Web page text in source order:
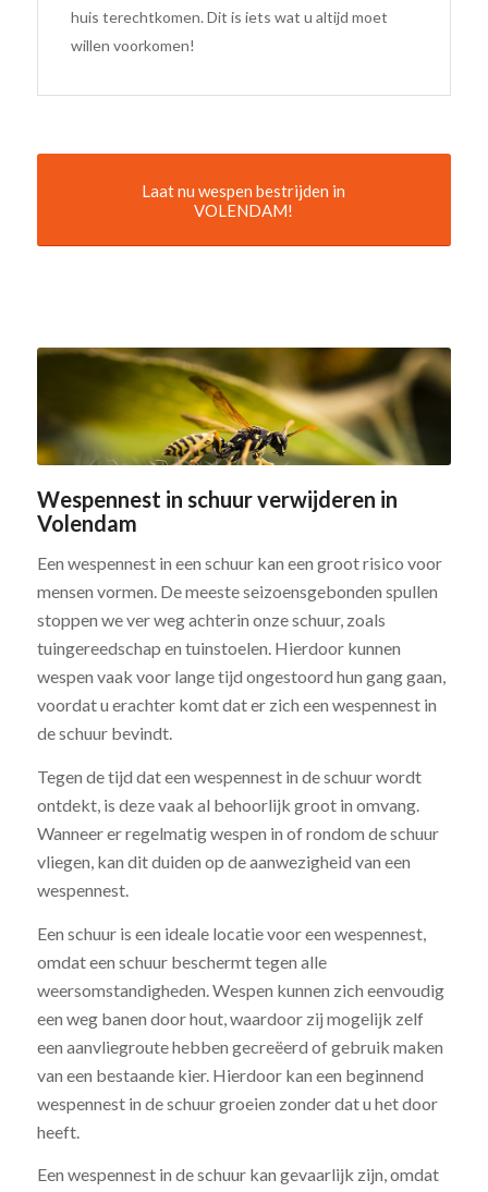
huis terechtkomen. Dit is iets wat u altijd moet
willen voorkomen!
Laat nu wespen bestrijden in
VOLENDAM!
Wespennest in schuur verwijderen in
Volendam
Een wespennest in een schuur kan een groot risico voor
mensen vormen. De meeste seizoensgebonden spullen
stoppen we ver weg achterin onze schuur, zoals
tuingereedschap en tuinstoelen. Hierdoor kunnen
wespen vaak voor lange tijd ongestoord hun gang gaan,
voordat u erachter komt dat er zich een wespennest in
de schuur bevindt.
Tegen de tijd dat een wespennest in de schuur wordt
ontdekt, is deze vaak al behoorlijk groot in omvang.
Wanneer er regelmatig wespen in of rondom de schuur
vliegen, kan dit duiden op de aanwezigheid van een
wespennest.
Een schuur is een ideale locatie voor een wespennest,
omdat een schuur beschermt tegen alle
weersomstandigheden. Wespen kunnen zich eenvoudig
een weg banen door hout, waardoor zij mogelijk zelf
een aanvliegroute hebben gecreëerd of gebruik maken
van een bestaande kier. Hierdoor kan een beginnend
wespennest in de schuur groeien zonder dat u het door
heeft.
Een wespennest in de schuur kan gevaarlijk zijn, omdat